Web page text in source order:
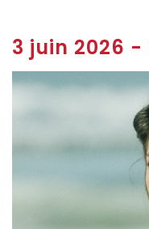
3 juin 2026 -